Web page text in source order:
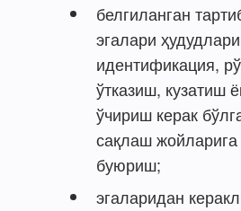
белгиланган
эгалари
идентификация,
ўтказиш, кузатиш
ўчириш керак
сақлаш
буюриш;
эгаларидан